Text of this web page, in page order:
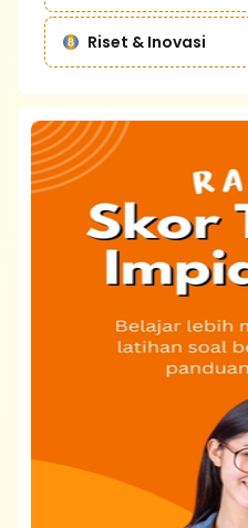
Riset & Inovasi